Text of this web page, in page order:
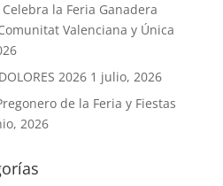
Celebra la Feria Ganadera
Valenciana y Única
2026 1 julio, 2026
de la Feria y Fiestas
2026